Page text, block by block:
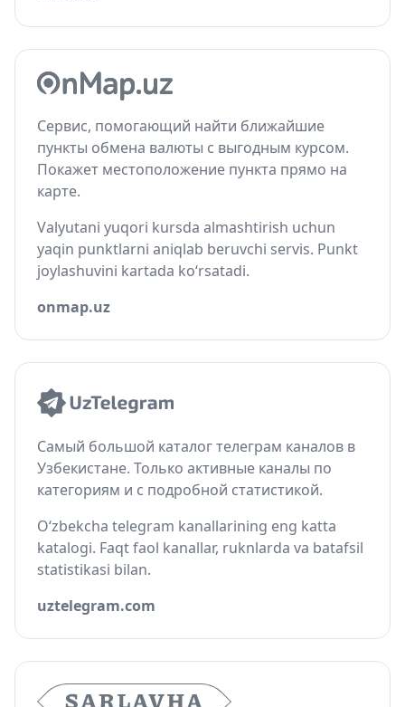
Сервис, помогающий найти ближайшие
пункты обмена валюты с выгодным курсом.
Покажет местоположение пункта прямо на
карте.
Valyutani yuqori kursda almashtirish uchun
yaqin punktlarni aniqlab beruvchi servis. Punkt
joylashuvini kartada ko‘rsatadi.
onmap.uz
Самый большой каталог телеграм каналов в
Узбекистане. Только активные каналы по
категориям и с подробной статистикой.
O‘zbekcha telegram kanallarining eng katta
katalogi. Faqt faol kanallar, ruknlarda va batafsil
statistikasi bilan.
uztelegram.com